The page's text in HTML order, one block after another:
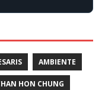
AMBIENTE
HON CHUNG